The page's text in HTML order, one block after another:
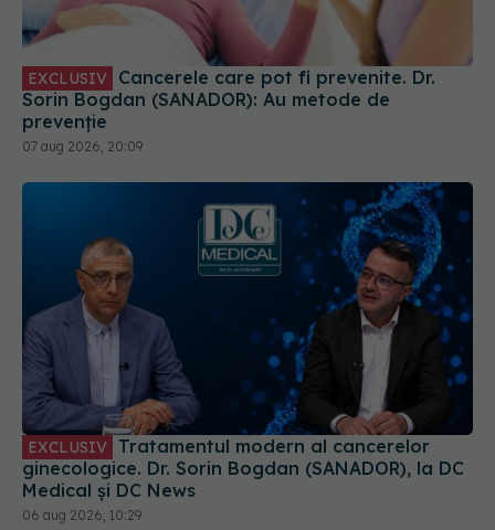
EXCLUSIV
Sorin Bogdan (SANADOR): Au metode de
prevenție
07 aug 2026, 20:09
EXCLUSIV
ginecologice. Dr. Sorin Bogdan (SANADOR), la DC
Medical și DC News
06 aug 2026, 10:29